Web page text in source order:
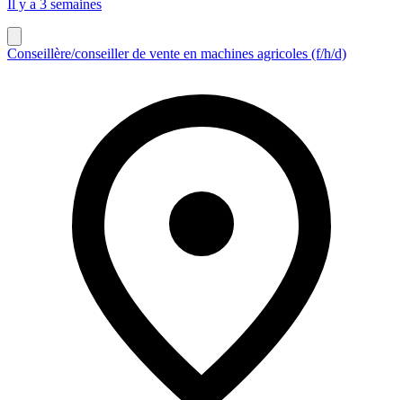
Il y a 3 semaines
Conseillère/conseiller de vente en machines agricoles (f/h/d)